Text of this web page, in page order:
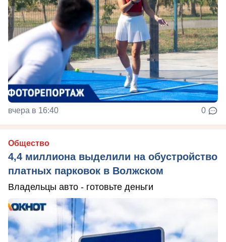
вчера в 16:40 0
Общество
4,4 миллиона выделили на обустройство
платных парковок в Волжском
Владельцы авто - готовьте деньги